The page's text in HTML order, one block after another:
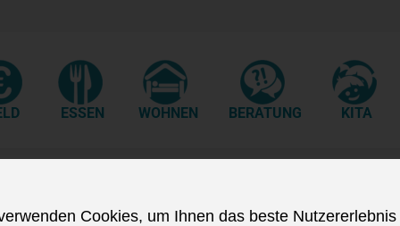
ESSEN WOHNEN BERATUNG KITA
Str
Cookies, um Ihnen das beste Nutzererlebnis